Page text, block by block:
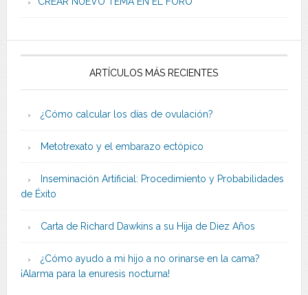
ARTÍCULOS MÁS RECIENTES
¿Cómo calcular los días de ovulación?
Metotrexato y el embarazo ectópico
Inseminación Artificial: Procedimiento y Probabilidades
de Éxito
Carta de Richard Dawkins a su Hija de Diez Años
¿Cómo ayudo a mi hijo a no orinarse en la cama?
¡Alarma para la enuresis nocturna!